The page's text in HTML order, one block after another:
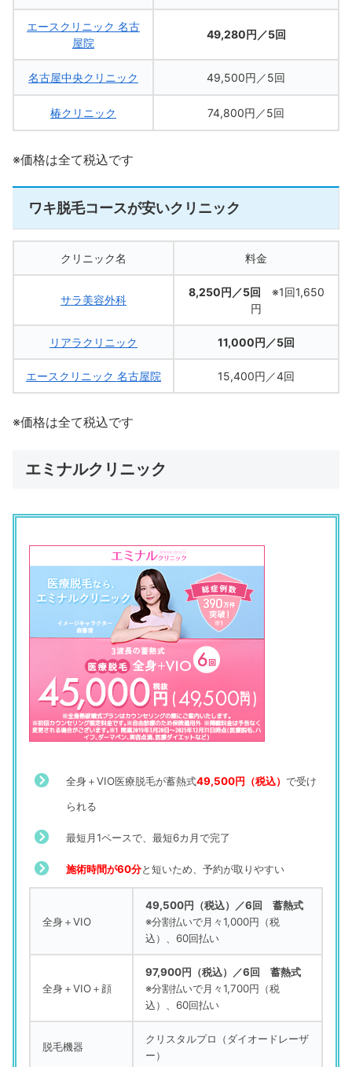
エースクリニック 名古
屋院
49,280円／5回
名古屋中央クリニック 49,500円／5回
椿クリニック 74,800円／5回
※価格は全て税込です
ワキ脱毛コースが安いクリニック
クリニック名 料金
サラ美容外科
8,250円／5回 ※1回1,650
円
リアラクリニック 11,000円／5回
エースクリニック 名古屋院 15,400円／4回
※価格は全て税込です
エミナルクリニック
全身＋VIO医療脱毛が蓄熱式49,500円（税込）で受け
られる
最短月1ペースで、最短6カ月で完了
施術時間が60分と短いため、予約が取りやすい
全身＋VIO
49,500円（税込）／6回 蓄熱式
※分割払いで月々1,000円（税
込）、60回払い
全身＋VIO＋顔
97,900円（税込）／6回 蓄熱式
※分割払いで月々1,700円（税
込）、60回払い
脱毛機器
クリスタルプロ（ダイオードレーザ
ー）